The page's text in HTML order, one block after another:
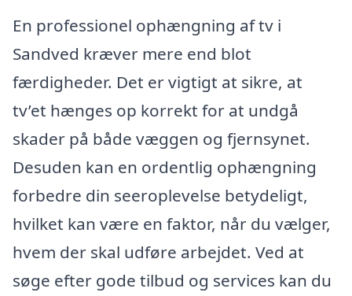
En professionel ophængning af tv i
Sandved kræver mere end blot
færdigheder. Det er vigtigt at sikre, at
tv’et hænges op korrekt for at undgå
skader på både væggen og fjernsynet.
Desuden kan en ordentlig ophængning
forbedre din seeroplevelse betydeligt,
hvilket kan være en faktor, når du vælger,
hvem der skal udføre arbejdet. Ved at
søge efter gode tilbud og services kan du